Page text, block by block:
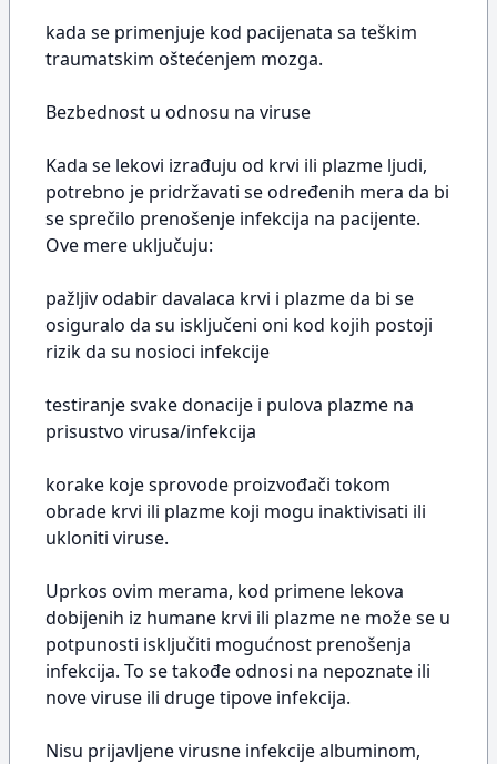
kada se primenjuje kod pacijenata sa teškim
traumatskim oštećenjem mozga.
Bezbednost u odnosu na viruse
Kada se lekovi izrađuju od krvi ili plazme ljudi,
potrebno je pridržavati se određenih mera da bi
se sprečilo prenošenje infekcija na pacijente.
Ove mere uključuju:
pažljiv odabir davalaca krvi i plazme da bi se
osiguralo da su isključeni oni kod kojih postoji
rizik da su nosioci infekcije
testiranje svake donacije i pulova plazme na
prisustvo virusa/infekcija
korake koje sprovode proizvođači tokom
obrade krvi ili plazme koji mogu inaktivisati ili
ukloniti viruse.
Uprkos ovim merama, kod primene lekova
dobijenih iz humane krvi ili plazme ne može se u
potpunosti isključiti mogućnost prenošenja
infekcija. To se takođe odnosi na nepoznate ili
nove viruse ili druge tipove infekcija.
Nisu prijavljene virusne infekcije albuminom,